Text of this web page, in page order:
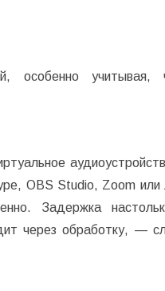
особенно учитывая,
OBS Studio, Zoom или
Задержка
через обработку, —